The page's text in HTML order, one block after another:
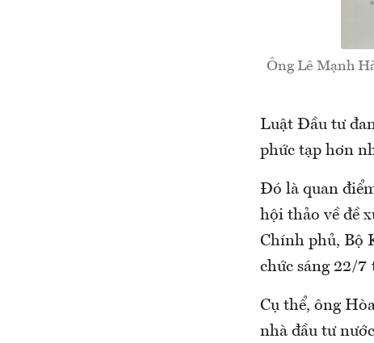
Ông Lê Mạnh
Luật Đầu tư
phức tạp hơn
Đó là quan
hội thảo về đề
Chính phủ, Bộ
chức sáng 22/
Cụ thể, ông
nhà đầu tư